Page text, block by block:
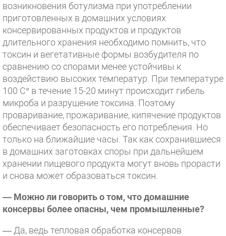
возникновения ботулизма при употреблении
приготовленных в домашних условиях
консервированных продуктов и продуктов
длительного хранения необходимо помнить, что
токсин и вегетативные формы возбудителя по
сравнению со спорами менее устойчивы к
воздействию высоких температур. При температуре
100 С° в течение 15-20 минут происходит гибель
микроба и разрушение токсина. Поэтому
проваривание, прожаривание, кипячение продуктов
обеспечивает безопасность его потребления. Но
только на ближайшие часы. Так как сохранившиеся
в домашних заготовках споры при дальнейшем
хранении пищевого продукта могут вновь прорасти
и снова может образоваться токсин.
— Можно ли говорить о том, что домашние
консервы более опасны, чем промышленные?
— Да, ведь тепловая обработка консервов